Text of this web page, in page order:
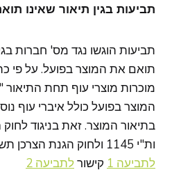
תביעות בגין תיאור שאינו
תביעות הוגשו נגד מס' חברות
תואם את המוצר בפועל. על פי
מוכרות מוצרי עוף תחת
המוצר בפועל כולל איברי עוף
בתיאור המוצר. זאת בניגוד
ות"י 1145 ולחוק הגנת הצרכן תשמ"א 1981. להלן קישור
לתביעה 1
קישור לתביעה 2